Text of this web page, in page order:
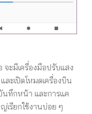
จะมีเครื่องมือปรับแสง
ะเปิดโหมดเครื่องบิน
ทึกหน้า และการแค
รียกใช้งานบ่อย ๆ